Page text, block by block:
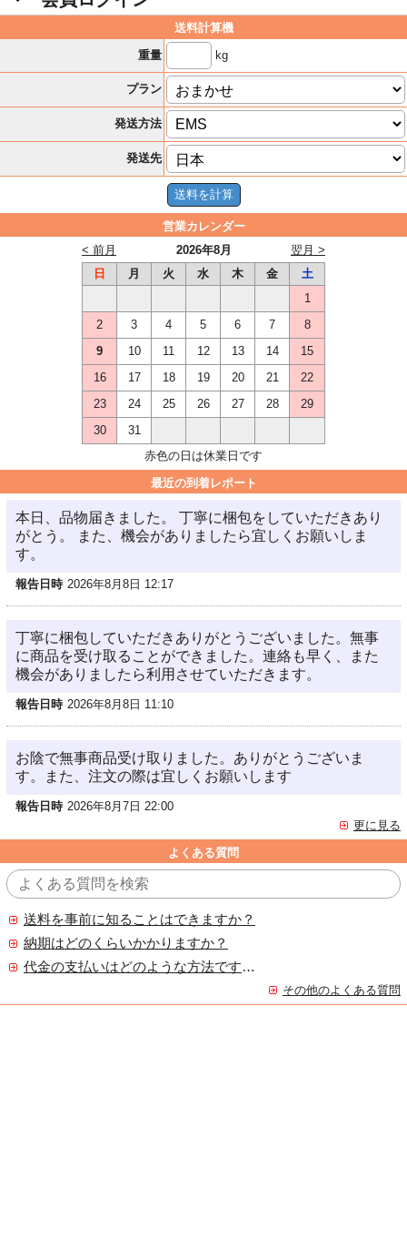
送料計算機
重量
kg
プラン
発送方法
発送先
営業カレンダー
2026年8月
< 前月
翌月 >
日
月 火 水 木 金
土
1
2
3 4 5 6 7
8
9
10 11 12 13 14
15
16
17 18 19 20 21
22
23
24 25 26 27 28
29
30
31
赤色の日は休業日です
最近の到着レポート
本日、品物届きました。 丁寧に梱包をしていただきあり
がとう。 また、機会がありましたら宜しくお願いしま
す。
報告日時 2026年8月8日 12:17
丁寧に梱包していただきありがとうございました。無事
に商品を受け取ることができました。連絡も早く、また
機会がありましたら利用させていただきます。
報告日時 2026年8月8日 11:10
お陰で無事商品受け取りました。ありがとうございま
す。また、注文の際は宜しくお願いします
報告日時 2026年8月7日 22:00
更に見る
よくある質問
送料を事前に知ることはできますか？
納期はどのくらいかかりますか？
代金の支払いはどのような方法ですか？
その他のよくある質問